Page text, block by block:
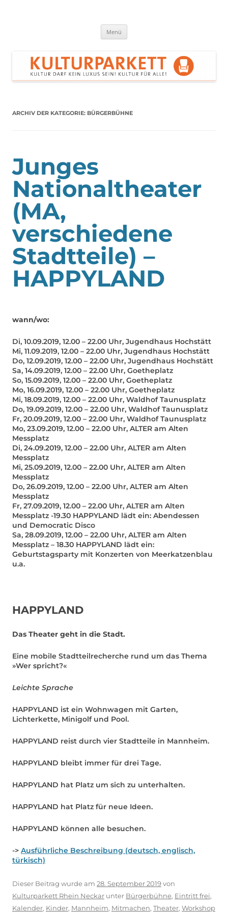
Menü
ARCHIV DER KATEGORIE: BÜRGERBÜHNE
Junges
Nationaltheater
(MA,
verschiedene
Stadtteile) –
HAPPYLAND
wann/wo:
Di, 10.09.2019, 12.00 – 22.00 Uhr, Jugendhaus Hochstätt
Mi, 11.09.2019, 12.00 – 22.00 Uhr, Jugendhaus Hochstätt
Do, 12.09.2019, 12.00 – 22.00 Uhr, Jugendhaus Hochstätt
Sa, 14.09.2019, 12.00 – 22.00 Uhr, Goetheplatz
So, 15.09.2019, 12.00 – 22.00 Uhr, Goetheplatz
Mo, 16.09.2019, 12.00 – 22.00 Uhr, Goetheplatz
Mi, 18.09.2019, 12.00 – 22.00 Uhr, Waldhof Taunusplatz
Do, 19.09.2019, 12.00 – 22.00 Uhr, Waldhof Taunusplatz
Fr, 20.09.2019, 12.00 – 22.00 Uhr, Waldhof Taunusplatz
Mo, 23.09.2019, 12.00 – 22.00 Uhr, ALTER am Alten
Messplatz
Di, 24.09.2019, 12.00 – 22.00 Uhr, ALTER am Alten
Messplatz
Mi, 25.09.2019, 12.00 – 22.00 Uhr, ALTER am Alten
Messplatz
Do, 26.09.2019, 12.00 – 22.00 Uhr, ALTER am Alten
Messplatz
Fr, 27.09.2019, 12.00 – 22.00 Uhr, ALTER am Alten
Messplatz -19.30 HAPPYLAND lädt ein: Abendessen
und Democratic Disco
Sa, 28.09.2019, 12.00 – 22.00 Uhr, ALTER am Alten
Messplatz – 18.30 HAPPYLAND lädt ein:
Geburtstagsparty mit Konzerten von Meerkatzenblau
u.a.
HAPPYLAND
Das Theater geht in die Stadt.
Eine mobile Stadtteilrecherche rund um das Thema
»Wer spricht?«
Leichte Sprache
HAPPYLAND ist ein Wohnwagen mit Garten,
Lichterkette, Minigolf und Pool.
HAPPYLAND reist durch vier Stadtteile in Mannheim.
HAPPYLAND bleibt immer für drei Tage.
HAPPYLAND hat Platz um sich zu unterhalten.
HAPPYLAND hat Platz für neue Ideen.
HAPPYLAND können alle besuchen.
-> Ausführliche Beschreibung (deutsch, englisch,
türkisch)
Dieser Beitrag wurde am 28. September 2019von
Kulturparkett Rhein Neckar unter Bürgerbühne, Eintritt frei,
Kalender, Kinder, Mannheim, Mitmachen, Theater, Workshop